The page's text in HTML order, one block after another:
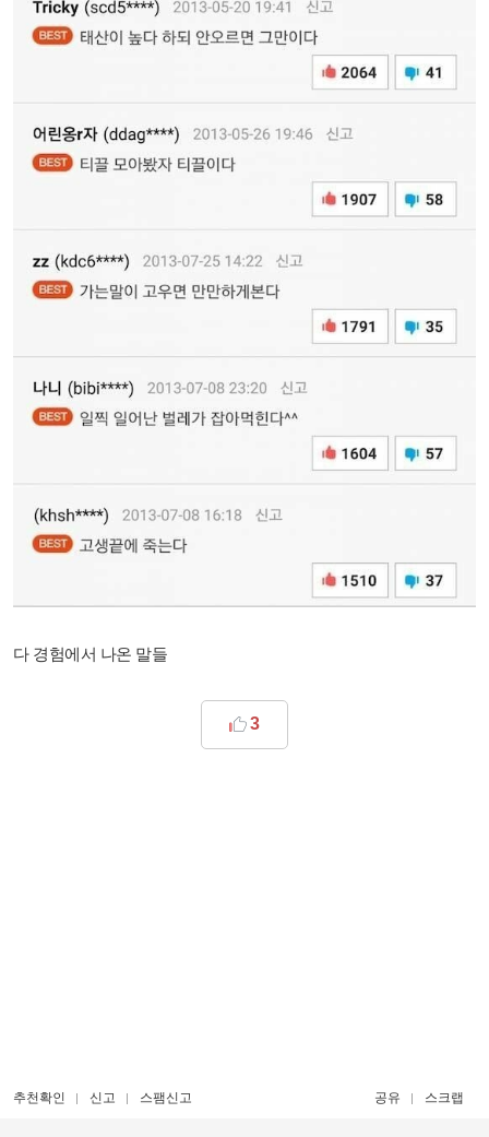
다 경험에서 나온 말들
3
추천확인 신고 스팸신고 공유 스크랩